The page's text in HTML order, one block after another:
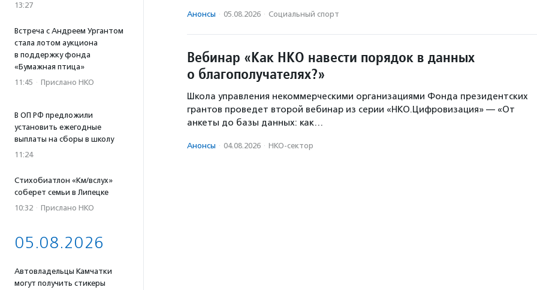
13:27
Встреча с Андреем Ургантом
стала лотом аукциона
в поддержку фонда
«Бумажная птица»
11:45 · Прислано НКО
В ОП РФ предложили
установить ежегодные
выплаты на сборы в школу
11:24
Стихобиатлон «Км/вслух»
соберет семьи в Липецке
10:32 · Прислано НКО
05.08.2026
Автовладельцы Камчатки
могут получить стикеры
Анонсы · 05.08.2026 · Социальный спорт
Вебинар «Как НКО навести порядок в данных
о благополучателях?»
Школа управления некоммерческими организациями Фонда президентских
грантов проведет второй вебинар из серии «НКО.Цифровизация» — «От
анкеты до базы данных: как…
Анонсы · 04.08.2026 · НКО-сектор